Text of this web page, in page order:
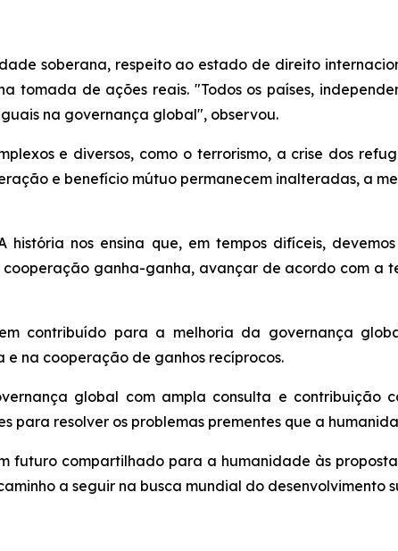
soberana, respeito ao estado de direito
tomada de ações reais. "Todos os países,
na governança global", observou.
e diversos, como o terrorismo, a crise dos
e benefício mútuo permanecem inalteradas, a
história nos ensina que, em tempos difíceis,
ganha-ganha, avançar de acordo com a
contribuído para a melhoria da governança
e na cooperação de ganhos recíprocos.
global com ampla consulta e contribuição
para resolver os problemas prementes que a
futuro compartilhado para a humanidade às
a seguir na busca mundial do desenvolvimento